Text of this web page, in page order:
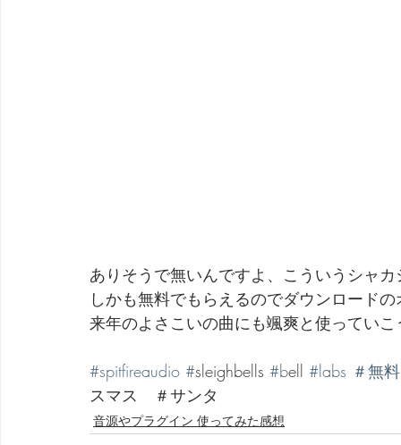
ありそうで無いんですよ、こういうシャ
しかも無料でもらえるのでダウンロード
来年のよさこいの曲にも颯爽と使っていこ
#spitfireaudio #sleighbells #bell #labs ＃無料
スマス　＃サンタ
音源やプラグイン 使ってみた感想